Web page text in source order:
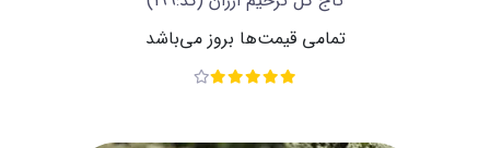
تمامی قیمت‌ها بروز می‌باشد